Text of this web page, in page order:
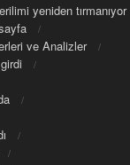
yeniden tırmanıyor
ve Analizler